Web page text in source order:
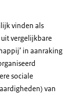
vinden als
vergelijkbare
in aanraking
sociale
van